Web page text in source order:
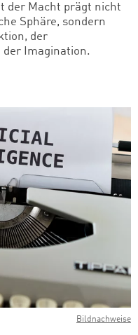
der Macht prägt nicht
Sphäre, sondern
der
der Imagination.
Bildnachweise